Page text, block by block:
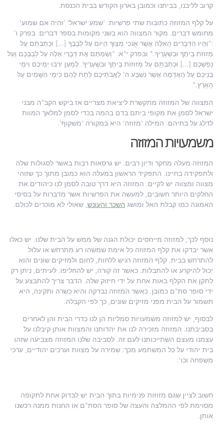
קרוב לליבנו, בביתנו וכמובן בארון הקודש בבית הכנסת.
על קלף המזוזה כתובות שתי פרשיות: 'שמע ישראל' 'והיה אם שמוע'
מחומש דברים. מקור המצווה הוא בשני מקומות בספר דברים. בפרק ו'
:"וְהָיוּ הַדְּבָרִים הָאֵלֶּה אֲשֶׁר אָנֹכִי מְצַוְּךָ הַיּוֹם עַל לְבָבֶךָ […] וּכְתַבְתָּם עַל
מְזוּזֹת בֵּיתֶךָ וּבִשְׁעָרֶיךָ." ובפרק י"א: "וְשַׂמְתֶּם אֶת דְּבָרַי אֵלֶּה עַל לְבַבְכֶם וְעַל
נַפְשְׁכֶם […] וּכְתַבְתָּם עַל מְזוּזוֹת בֵּיתֶךָ וּבִשְׁעָרֶיךָ. לְמַעַן יִרְבּוּ יְמֵיכֶם וִימֵי
בְנֵיכֶם עַל הָאֲדָמָה אֲשֶׁר נִשְׁבַּע ה' לַאֲבֹתֵיכֶם לָתֵת לָהֶם כִּימֵי הַשָּׁמַיִם עַל
הָאָרֶץ."
המצווה של המזוזה מתקשרת ליציאת מצריים אז ביקש הקב"ה מבני
ישראל לסמן את מקופי ביתם בדם בהמה בכדי לסמן למלאך המוות
לדלג על בתיהם. המילה 'מזוזה' היא במקורה 'משקוף'.
משמעויות המזוזה
המזוזה מעלה מחקר ודיון רבים. יש גרסאות רבות באשר לסגולות שלה
ולתפקידה בחיינו. התפקיד הראשון במעלה הוא כמובן מתוך כך שזוהי
מצווה ומצווה יש לקיים. המזוזה היא דרך טובה לסמן לנו כיהודים את
החלקים היותר חשובים, למעשה את הפרשיות אשר מדברות על בסיסי
האמונה כמו קבלת האל ומושג השכר והעונש , שאולי לא מוכרים לכולם.
נוסף לכך, למזוזה מייחסים יכולת הגנה של ממש על הבית שלנו. יש כאלו
אשר יבדקו את קלף המזוזה כל אימת שמשהו רע מתרחש או עלול
להתרחש בבית. קלף המזוזה רגיש ללחות, לחום ולמזיקים שונים והוא
יכול להיקרע או להתבלות. כאשר זה קורה, יש להחליפו. לעיתים, ניתן רק
לתקן את הקלף באות אחת על ידי חיזוק שלה. הדבר צריך להתבצע על
ידי סופר סת"ם כמובן. כאשר המזוזה נבדקה והיא כשרה ותקינה, היא
תשמור על הבית מפני מזיקים שונים, כך לפי הקבלה.
לבסוף, יש למזוזה משמעויות סמליות הן לנו כדרי הבית והן לאחרים
בסביבתנו. המזוזה מזכירה לנו את יהדותנו והמצוות אותן קיבלנו על
עצמנו מעצם השתייכותנו לעם זה. לסביבה שלנו המזוזה מצביעה שזהו
בית יהודי על כל המשתמע מכך: שמירה על מצוות וערכים יהודיים, ערכי
משפחה וכו'.
חשוב לציין שגם מזוזות פנימיות בתוך הבית יש לבדוק אחת לתקופה
מסוימת לפי ההמלצה והעצה של סופר הסת"ם או החנות ממנה רכשנו
אותן.